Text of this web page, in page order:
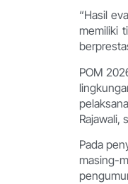
“Hasil
memiliki
POM
Rajawali,
Pada
masing-